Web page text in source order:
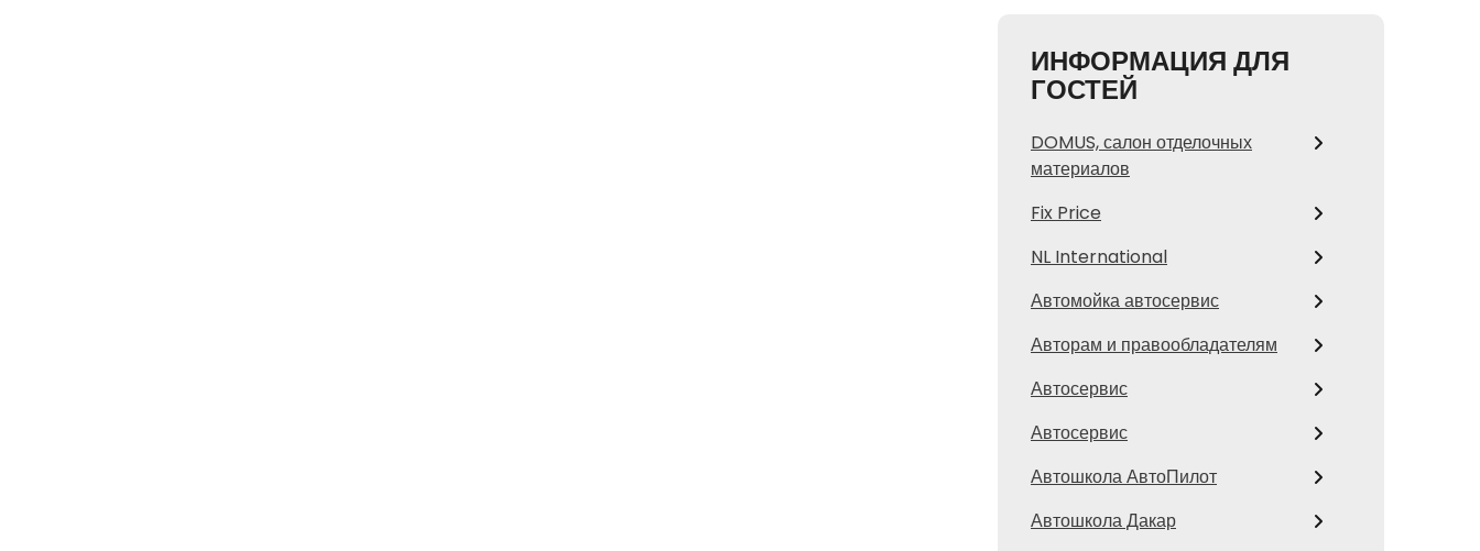
ИНФОРМАЦИЯ ДЛЯ
ГОСТЕЙ
DOMUS, салон отделочных
материалов
Fix Price
NL International
Автомойка автосервис
Авторам и правообладателям
Автосервис
Автосервис
Автошкола АвтоПилот
Автошкола Дакар